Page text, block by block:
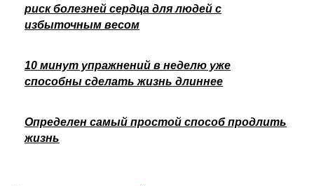
риск болезней сердца для людей с
избыточным весом
10 минут упражнений в неделю уже
способны сделать жизнь длиннее
Определен самый простой способ продлить
жизнь